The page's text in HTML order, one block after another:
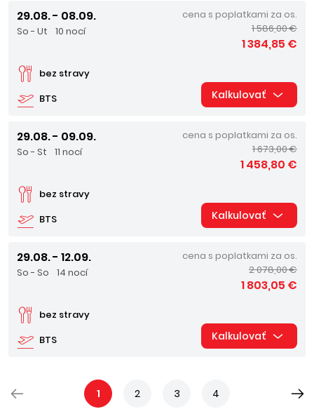
29.08. - 08.09.
So - Ut 10 nocí
BTS
bez stravy
cena s poplatkami za os.
1 586,00 €
1 384,85 €
Kalkulovať
29.08. - 09.09.
So - St 11 nocí
BTS
bez stravy
cena s poplatkami za os.
1 673,00 €
1 458,80 €
Kalkulovať
29.08. - 12.09.
So - So 14 nocí
BTS
bez stravy
cena s poplatkami za os.
2 078,00 €
1 803,05 €
Kalkulovať
1 2 3 4